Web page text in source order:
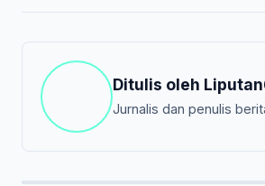
Ditulis oleh
Jurnalis dan penulis